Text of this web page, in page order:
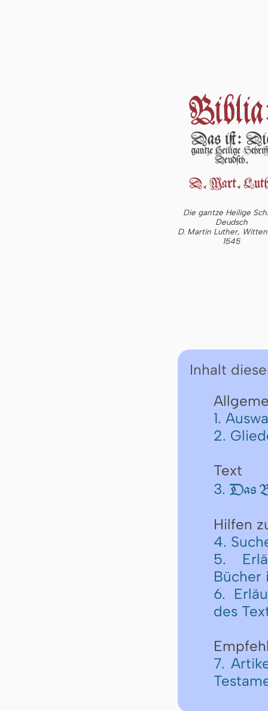
Die gantze Heilige
Deudsch
D. Martin Luther,
1545
Inhalt
1.
2.
Text
3. Das
Hilfen
4.
5.
Bücher
6.
des
7.